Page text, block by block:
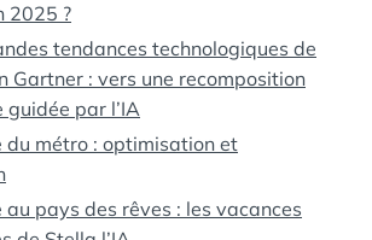
2025 ?
tendances technologiques de
Gartner : vers une recomposition
guidée par l’IA
du métro : optimisation et
au pays des rêves : les vacances